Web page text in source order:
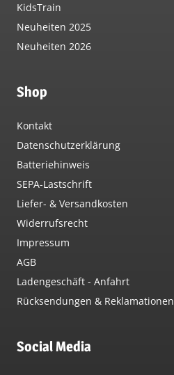
KidsTrain
Neuheiten 2025
Neuheiten 2026
Shop
Kontakt
Datenschutzerklärung
Batteriehinweis
SEPA-Lastschrift
Liefer- & Versandkosten
Widerrufsrecht
Impressum
AGB
Ladengeschäft - Anfahrt
Rücksendungen & Reklamationen
Social Media